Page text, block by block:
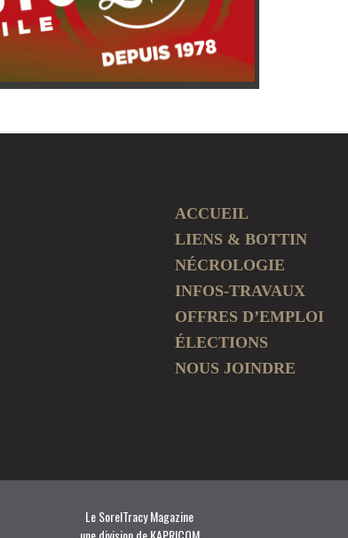
ACCUEIL
LIENS & BOTTIN
NÉCROLOGIE
INFOS-TRAVAUX
OFFRES D’EMPLOI
ÉLECTIONS
NOUS JOINDRE
Le SorelTracy Magazine